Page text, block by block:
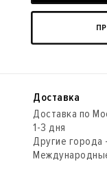
Доставка
Доставка по
1-3 дня
Другие города